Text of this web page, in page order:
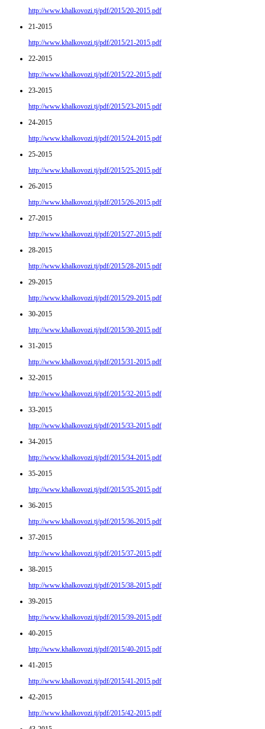
http://www.khalkovozi.tj/pdf/2015/20-2015.pdf
21-2015
http://www.khalkovozi.tj/pdf/2015/21-2015.pdf
22-2015
http://www.khalkovozi.tj/pdf/2015/22-2015.pdf
23-2015
http://www.khalkovozi.tj/pdf/2015/23-2015.pdf
24-2015
http://www.khalkovozi.tj/pdf/2015/24-2015.pdf
25-2015
http://www.khalkovozi.tj/pdf/2015/25-2015.pdf
26-2015
http://www.khalkovozi.tj/pdf/2015/26-2015.pdf
27-2015
http://www.khalkovozi.tj/pdf/2015/27-2015.pdf
28-2015
http://www.khalkovozi.tj/pdf/2015/28-2015.pdf
29-2015
http://www.khalkovozi.tj/pdf/2015/29-2015.pdf
30-2015
http://www.khalkovozi.tj/pdf/2015/30-2015.pdf
31-2015
http://www.khalkovozi.tj/pdf/2015/31-2015.pdf
32-2015
http://www.khalkovozi.tj/pdf/2015/32-2015.pdf
33-2015
http://www.khalkovozi.tj/pdf/2015/33-2015.pdf
34-2015
http://www.khalkovozi.tj/pdf/2015/34-2015.pdf
35-2015
http://www.khalkovozi.tj/pdf/2015/35-2015.pdf
36-2015
http://www.khalkovozi.tj/pdf/2015/36-2015.pdf
37-2015
http://www.khalkovozi.tj/pdf/2015/37-2015.pdf
38-2015
http://www.khalkovozi.tj/pdf/2015/38-2015.pdf
39-2015
http://www.khalkovozi.tj/pdf/2015/39-2015.pdf
40-2015
http://www.khalkovozi.tj/pdf/2015/40-2015.pdf
41-2015
http://www.khalkovozi.tj/pdf/2015/41-2015.pdf
42-2015
http://www.khalkovozi.tj/pdf/2015/42-2015.pdf